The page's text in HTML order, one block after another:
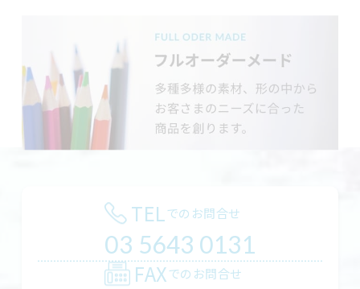
TELでのお問合せ
03 5643 0131
FAXでのお問合せ